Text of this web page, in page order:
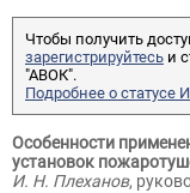
Чтобы получить
зарегистрируйтесь и
"АВОК".
Подробнее о статусе
Особенности
установок
И. Н. Плеханов,